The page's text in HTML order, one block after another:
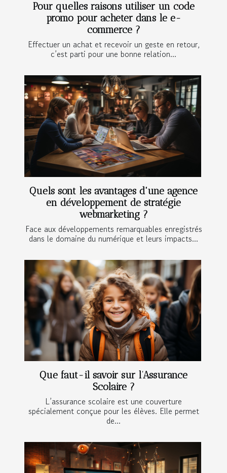
Pour quelles raisons utiliser un code
promo pour acheter dans le e-
commerce ?
Effectuer un achat et recevoir un geste en retour,
c’est parti pour une bonne relation...
Quels sont les avantages d'une agence
en développement de stratégie
webmarketing ?
Face aux développements remarquables enregistrés
dans le domaine du numérique et leurs impacts...
Que faut-il savoir sur l’Assurance
Scolaire ?
L’assurance scolaire est une couverture
spécialement conçue pour les élèves. Elle permet
de...